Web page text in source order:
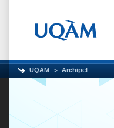
UQAM Archipel